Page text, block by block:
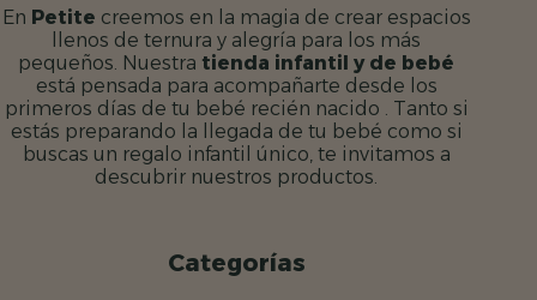
En Petite creemos en la magia de crear espacios
llenos de ternura y alegría para los más
pequeños. Nuestra tienda infantil y de bebé
está pensada para acompañarte desde los
primeros días de tu bebé recién nacido . Tanto si
estás preparando la llegada de tu bebé como si
buscas un regalo infantil único, te invitamos a
descubrir nuestros productos.
Categorías